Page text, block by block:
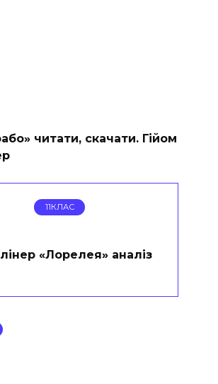
читати, скачати. Гійом
11КЛАС
«Лорелея» аналіз